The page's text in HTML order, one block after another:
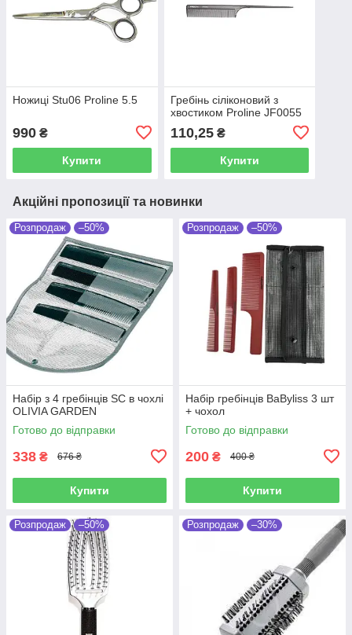
Ножиці Stu06 Proline 5.5
990 ₴
Купити
Гребінь сіліконовий з
хвостиком Proline JF0055
110,25₴
Купити
Акційні пропозиції та новинки
Розпродаж –50%
Набір з 4 гребінців SC в чохлі
OLIVIA GARDEN
Готово до відправки
338 ₴ 676 ₴
Купити
Розпродаж –50%
Набір гребінців BaByliss 3 шт
+ чохол
Готово до відправки
200 ₴ 400 ₴
Купити
Розпродаж –50% Розпродаж –30%